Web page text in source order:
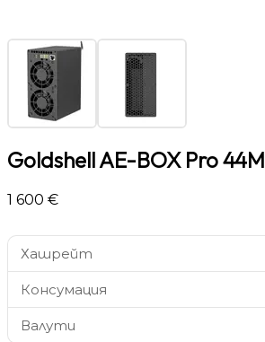
Goldshell AE-BOX Pro 44M
1 600 €
Хашрейт
Консумация
Валути